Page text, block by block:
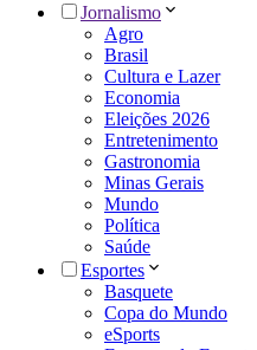
Jornalismo
Agro
Brasil
Cultura e Lazer
Economia
Eleições 2026
Entretenimento
Gastronomia
Minas Gerais
Mundo
Política
Saúde
Esportes
Basquete
Copa do Mundo
eSports